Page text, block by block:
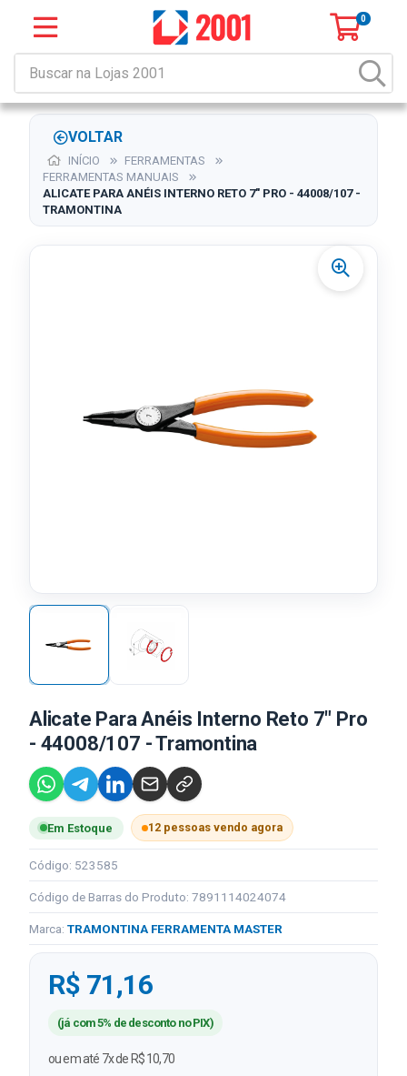
0
VOLTAR
INÍCIO
FERRAMENTAS
FERRAMENTAS MANUAIS
ALICATE PARA ANÉIS INTERNO RETO 7" PRO - 44008/107 -
TRAMONTINA
Alicate Para Anéis Interno Reto 7" Pro
- 44008/107 - Tramontina
Em Estoque 12 pessoas vendo agora
Código: 523585
Código de Barras do Produto: 7891114024074
Marca: TRAMONTINA FERRAMENTA MASTER
R$ 71,16
(já com 5% de desconto no PIX)
ou em até 7x de R$ 10,70